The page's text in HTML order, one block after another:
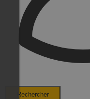
Rechercher